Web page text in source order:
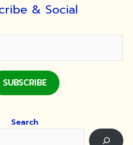
& Social
SUBSCRIBE
Search